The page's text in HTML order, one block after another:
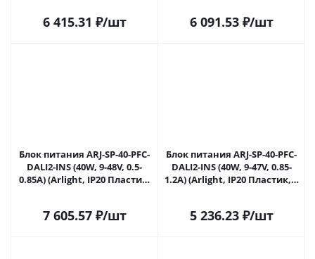
6 415.31 ₽/шт 6 091.53₽/шт
Блок питания ARJ-SP-40-PFC-
DALI2-INS (40W, 9-48V, 0.5-
0.85A) (Arlight, IP20 Пластик,
7 605.57₽/шт
Блок питания ARJ-SP-40-PFC-
DALI2-INS (40W, 9-47V, 0.85-
1.2A) (Arlight, IP20 Пластик, 5
5 236.23₽/шт